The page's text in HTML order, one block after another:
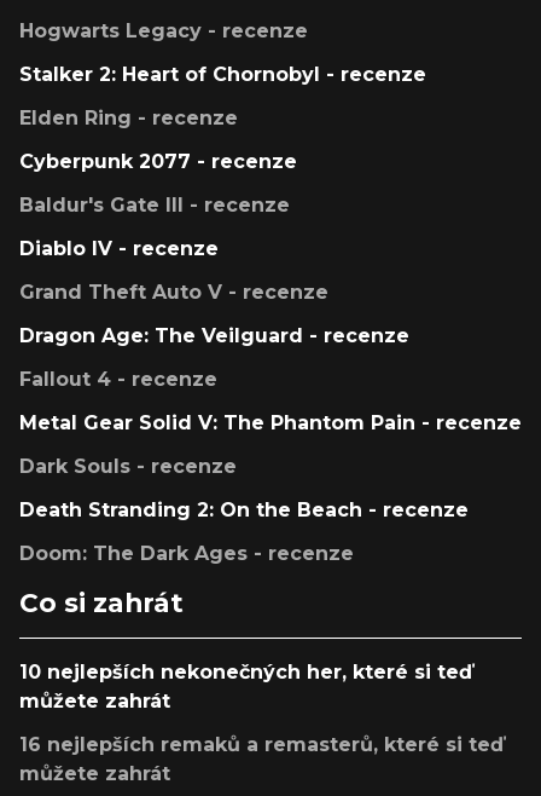
Hogwarts Legacy - recenze
Stalker 2: Heart of Chornobyl - recenze
Elden Ring - recenze
Cyberpunk 2077 - recenze
Baldur's Gate III - recenze
Diablo IV - recenze
Grand Theft Auto V - recenze
Dragon Age: The Veilguard - recenze
Fallout 4 - recenze
Metal Gear Solid V: The Phantom Pain - recenze
Dark Souls - recenze
Death Stranding 2: On the Beach - recenze
Doom: The Dark Ages - recenze
Co si zahrát
10 nejlepších nekonečných her, které si teď
můžete zahrát
16 nejlepších remaků a remasterů, které si teď
můžete zahrát